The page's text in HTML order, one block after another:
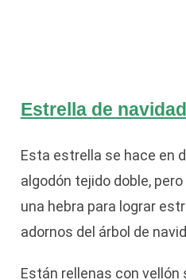
Estrella de
Esta estrella se hace en
algodón tejido doble,
una hebra para lograr
adornos del árbol de
Están rellenas con vellón